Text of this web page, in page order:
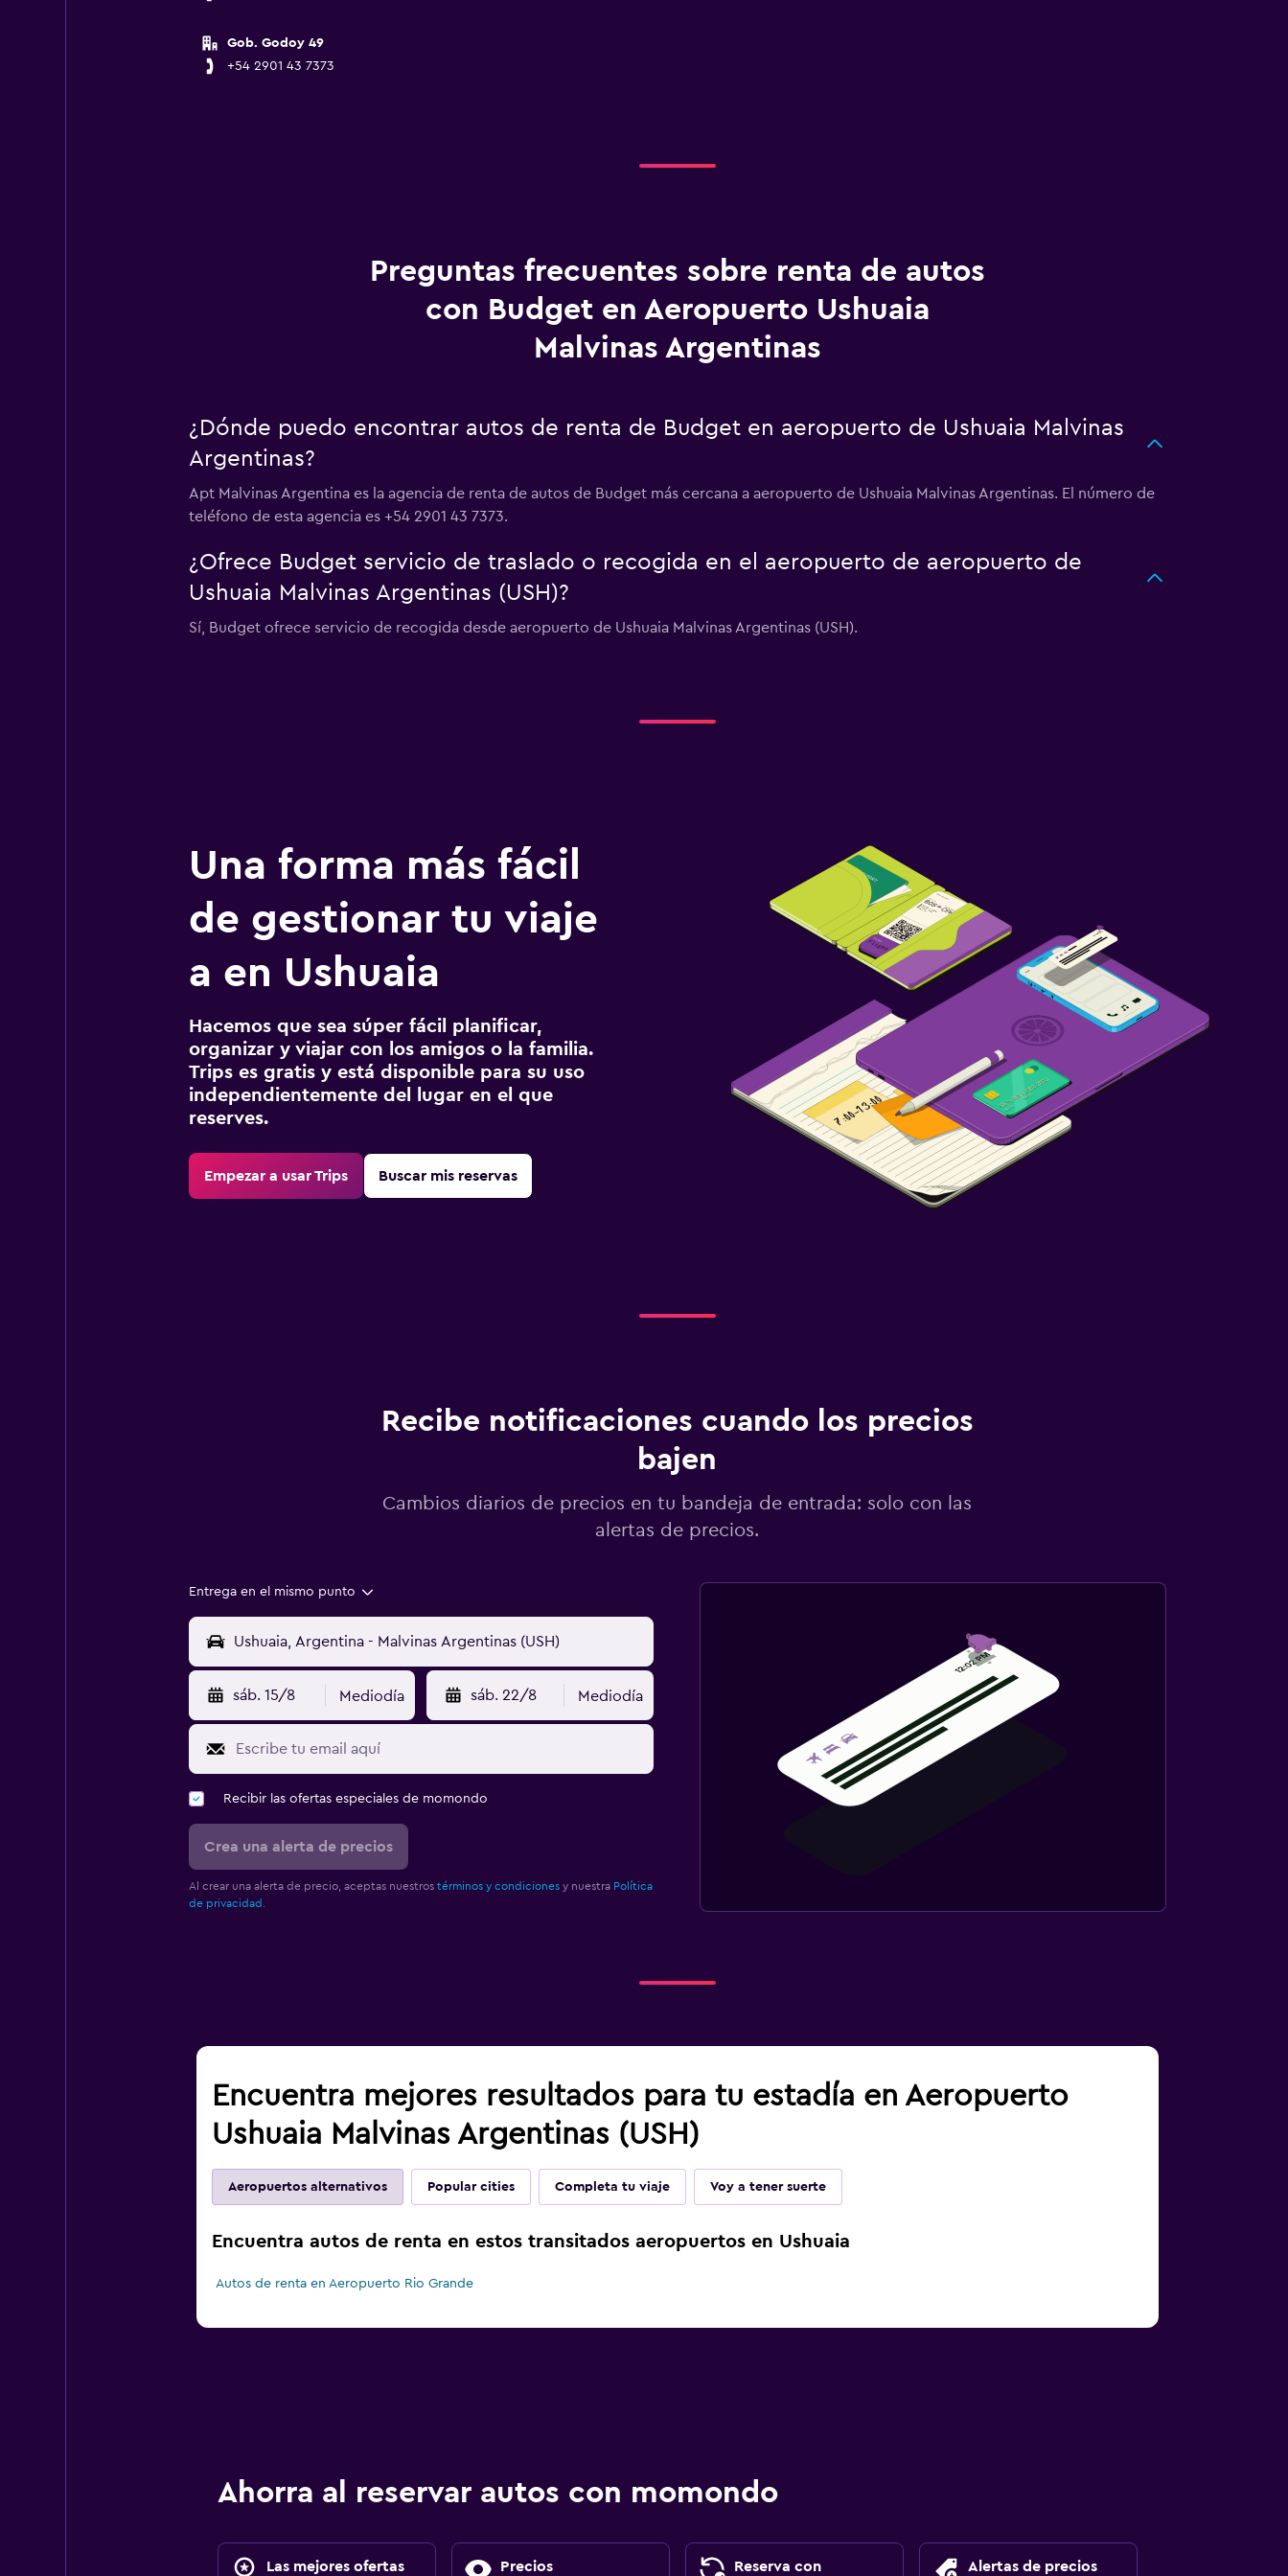
Gob. Godoy 49
+54 2901 43 7373
Preguntas frecuentes sobre renta de autos
con Budget en Aeropuerto Ushuaia
Malvinas Argentinas
¿Dónde puedo encontrar autos de renta de Budget en aeropuerto de Ushuaia Malvinas
Argentinas?
Apt Malvinas Argentina es la agencia de renta de autos de Budget más cercana a aeropuerto de Ushuaia Malvinas Argentinas. El número de
teléfono de esta agencia es +54 2901 43 7373.
¿Ofrece Budget servicio de traslado o recogida en el aeropuerto de aeropuerto de
Ushuaia Malvinas Argentinas (USH)?
Sí, Budget ofrece servicio de recogida desde aeropuerto de Ushuaia Malvinas Argentinas (USH).
Una forma más fácil
de gestionar tu viaje
a en Ushuaia
Hacemos que sea súper fácil planificar,
organizar y viajar con los amigos o la familia.
Trips es gratis y está disponible para su uso
independientemente del lugar en el que
reserves.
Empezar a usar Trips Buscar mis reservas
Recibe notificaciones cuando los precios
bajen
Cambios diarios de precios en tu bandeja de entrada: solo con las
alertas de precios.
Entrega en el mismo punto
sáb. 15/8 Mediodía sáb. 22/8 Mediodía
Recibir las ofertas especiales de momondo
Crea una alerta de precios
Al crear una alerta de precio, aceptas nuestros términos y condicionesy nuestra Política
de privacidad.
Encuentra mejores resultados para tu estadía en Aeropuerto
Ushuaia Malvinas Argentinas (USH)
Aeropuertos alternativos Popular cities Completa tu viaje Voy a tener suerte
Encuentra autos de renta en estos transitados aeropuertos en Ushuaia
Autos de renta en Aeropuerto Rio Grande
Ahorra al reservar autos con momondo
Las mejores ofertas Precios Reserva con Alertas de precios